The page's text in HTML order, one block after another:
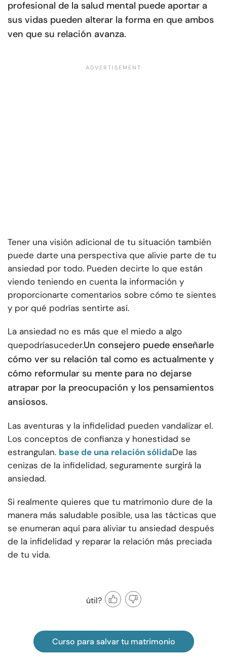
profesional de la salud mental puede aportar a
sus vidas pueden alterar la forma en que ambos
ven que su relación avanza.
Tener una visión adicional de tu situación también
puede darte una perspectiva que alivie parte de tu
ansiedad por todo. Pueden decirte lo que están
viendo teniendo en cuenta la información y
proporcionarte comentarios sobre cómo te sientes
y por qué podrías sentirte así.
La ansiedad no es más que el miedo a algo
quepodríasuceder.Un consejero puede enseñarle
cómo ver su relación tal como es actualmente y
cómo reformular su mente para no dejarse
atrapar por la preocupación y los pensamientos
ansiosos.
Las aventuras y la infidelidad pueden vandalizar el.
Los conceptos de confianza y honestidad se
estrangulan. base de una relación sólidaDe las
cenizas de la infidelidad, seguramente surgirá la
ansiedad.
Si realmente quieres que tu matrimonio dure de la
manera más saludable posible, usa las tácticas que
se enumeran aquí para aliviar tu ansiedad después
de la infidelidad y reparar la relación más preciada
de tu vida.
útil?
Curso para salvar tu matrimonio